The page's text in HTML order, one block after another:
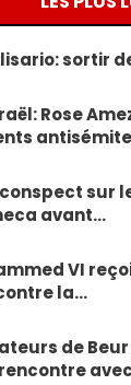
sortir
Rose
sur
avant…
VI
la…
de